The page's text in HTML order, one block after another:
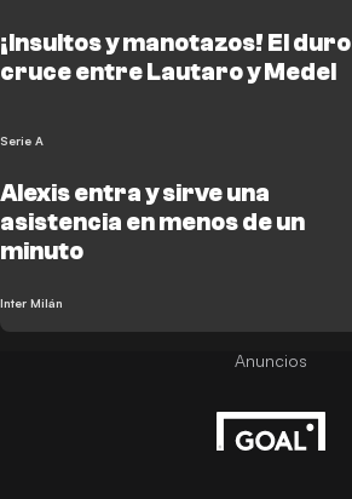
¡Insultos y manotazos! El duro
cruce entre Lautaro y Medel
Serie A
Alexis entra y sirve una
asistencia en menos de un
minuto
Inter Milán